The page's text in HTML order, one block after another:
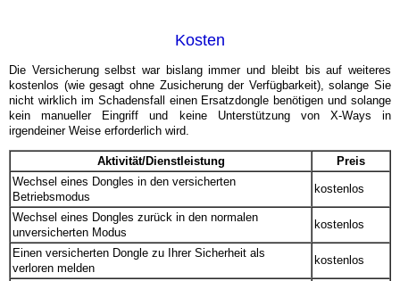
Kosten
Die Versicherung selbst war bislang immer und bleibt bis auf weiteres
kostenlos (wie gesagt ohne Zusicherung der Verfügbarkeit), solange Sie
nicht wirklich im Schadensfall einen Ersatzdongle benötigen und solange
kein manueller Eingriff und keine Unterstützung von X-Ways in
irgendeiner Weise erforderlich wird.
Aktivität/Dienstleistung
Preis
Wechsel eines Dongles in den versicherten
Betriebsmodus
kostenlos
Wechsel eines Dongles zurück in den normalen
unversicherten Modus
kostenlos
Einen versicherten Dongle zu Ihrer Sicherheit als
verloren melden
kostenlos